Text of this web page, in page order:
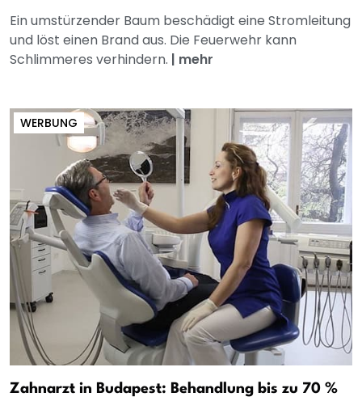
Ein umstürzender Baum beschädigt eine Stromleitung
und löst einen Brand aus. Die Feuerwehr kann
Schlimmeres verhindern. | mehr
WERBUNG
Zahnarzt in Budapest: Behandlung bis zu 70 %